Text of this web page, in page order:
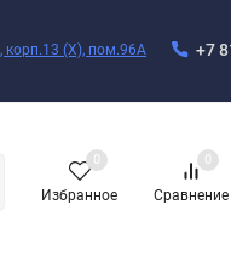
корп.13 (X), пом.96А +7
Избранное
0
Сравнение
0